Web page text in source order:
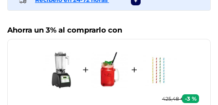
Ahorra un 3% al comprarlo con
+ +
425,48 € -3 %